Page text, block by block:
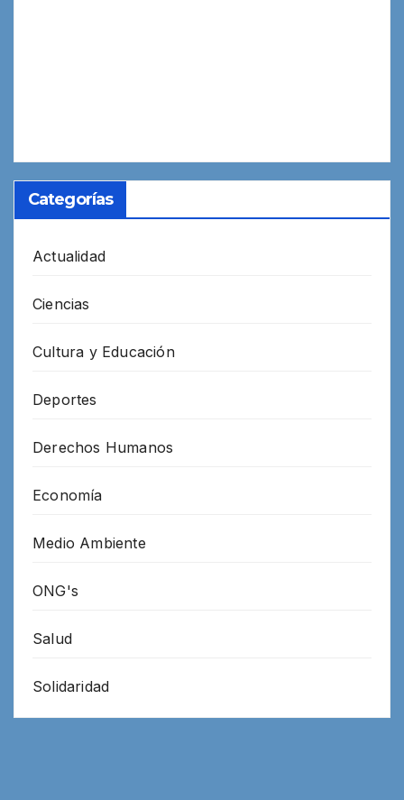
Categorías
Actualidad
Ciencias
Cultura y Educación
Deportes
Derechos Humanos
Economía
Medio Ambiente
ONG's
Salud
Solidaridad